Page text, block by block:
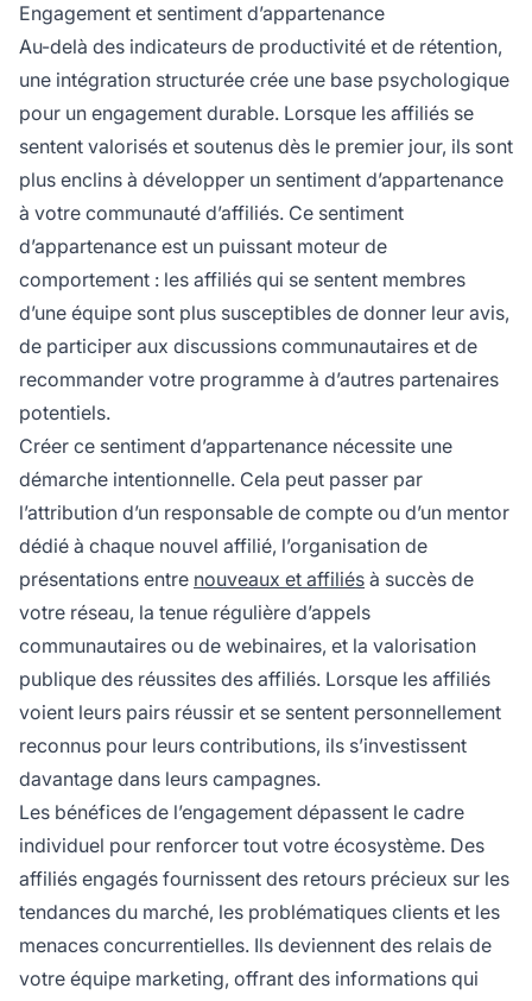
Engagement et sentiment d’appartenance
Au-delà des indicateurs de productivité et de rétention,
une intégration structurée crée une base psychologique
pour un engagement durable. Lorsque les affiliés se
sentent valorisés et soutenus dès le premier jour, ils sont
plus enclins à développer un sentiment d’appartenance
à votre communauté d’affiliés. Ce sentiment
d’appartenance est un puissant moteur de
comportement : les affiliés qui se sentent membres
d’une équipe sont plus susceptibles de donner leur avis,
de participer aux discussions communautaires et de
recommander votre programme à d’autres partenaires
potentiels.
Créer ce sentiment d’appartenance nécessite une
démarche intentionnelle. Cela peut passer par
l’attribution d’un responsable de compte ou d’un mentor
dédié à chaque nouvel affilié, l’organisation de
présentations entre nouveaux et affiliés à succès de
votre réseau, la tenue régulière d’appels
communautaires ou de webinaires, et la valorisation
publique des réussites des affiliés. Lorsque les affiliés
voient leurs pairs réussir et se sentent personnellement
reconnus pour leurs contributions, ils s’investissent
davantage dans leurs campagnes.
Les bénéfices de l’engagement dépassent le cadre
individuel pour renforcer tout votre écosystème. Des
affiliés engagés fournissent des retours précieux sur les
tendances du marché, les problématiques clients et les
menaces concurrentielles. Ils deviennent des relais de
votre équipe marketing, offrant des informations qui